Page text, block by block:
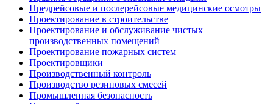
Предрейсовые и послерейсовые медицинские осмотры
Проектирование в строительстве
Проектирование и обслуживание чистых
производственных помещений
Проектирование пожарных систем
Проектировщики
Производственный контроль
Производство резиновых смесей
Промышленная безопасность